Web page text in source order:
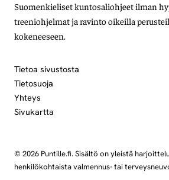
Suomenkieliset kuntosaliohjeet ilman
treeniohjelmat ja ravinto oikeilla
kokeneeseen.
Tietoa sivustosta
Tietosuoja
Yhteys
Sivukartta
© 2026 Puntille.fi. Sisältö on yleistä
henkilökohtaista valmennus- tai